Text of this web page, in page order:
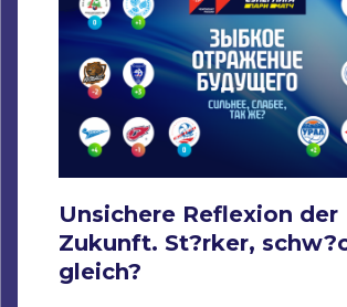
Unsichere Reflexion der
Zukunft. St?rker,
gleich?